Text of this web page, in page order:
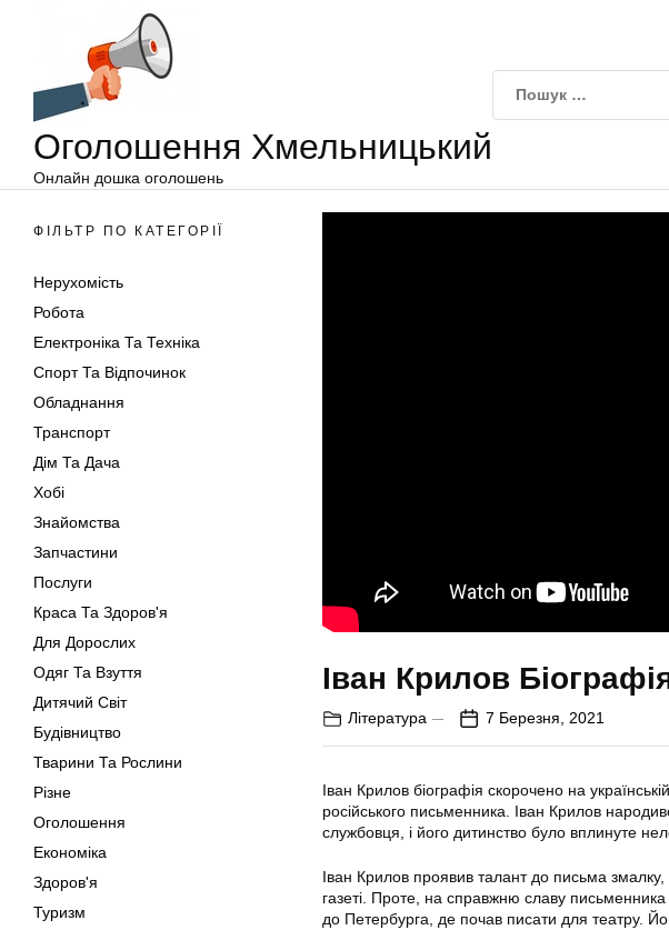
Оголошення Хмельницький
Онлайн дошка оголошень
ФІЛЬТР ПО КАТЕГОРІЇ
Нерухомість
Робота
Електроніка Та Техніка
Спорт Та Відпочинок
Обладнання
Транспорт
Дім Та Дача
Хобі
Знайомства
Запчастини
Послуги
Краса Та Здоров'я
Для Дорослих
Одяг Та Взуття
Дитячий Світ
Будівництво
Тварини Та Рослини
Різне
Оголошення
Економіка
Здоров'я
Туризм
Іван Крилов
Література 7 Березня, 2021
Іван Крилов біографія скорочено на
російського письменника. Іван Крилов
службовця, і його дитинство було вплинуте
Іван Крилов проявив талант до письма змалку,
газеті. Проте, на справжню славу
до Петербурга, де почав писати для театру.